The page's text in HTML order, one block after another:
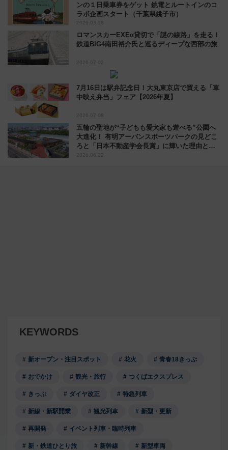
ンの１日乗車券をゲット 銚電とルートインのコ
ラボ企画スタート（千葉県銚子市）
ロマンスカーEXEα貸切で「謎の線路」を走る！
鉄道BIG4南田裕介氏と巡るディープな西部の旅
2026.07.02
7月16日は駅弁記念日！大丸東京店で買える「車
中映え弁当」フェア【2026年夏】
2026.07.08
五輪の聖地が“子どもも愛犬家も遊べる”公園へ
大進化！ 有明アーバンスポーツパークの見どこ
ろと「日本不動産学会長賞」に輝いた理由と
KEYWORDS
新オープン・注目スポット 花火 青春18きっぷ
おでかけ 観光・旅行 つくばエクスプレス
きっぷ ダイヤ改正 特急列車
新線・新駅開業 観光列車 新型・更新
再開発 イベント列車・臨時列車
新・鉄道ひとり旅 新幹線 新型車両